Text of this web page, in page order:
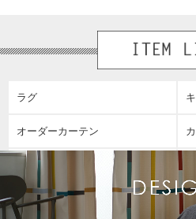
ラグ
オーダーカーテン
レースカーテン
玄関マット